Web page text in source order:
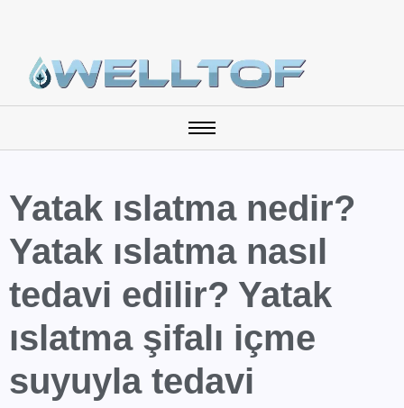
Yatak ıslatma nedir?
Yatak ıslatma nasıl
tedavi edilir? Yatak
ıslatma şifalı içme
suyuyla tedavi